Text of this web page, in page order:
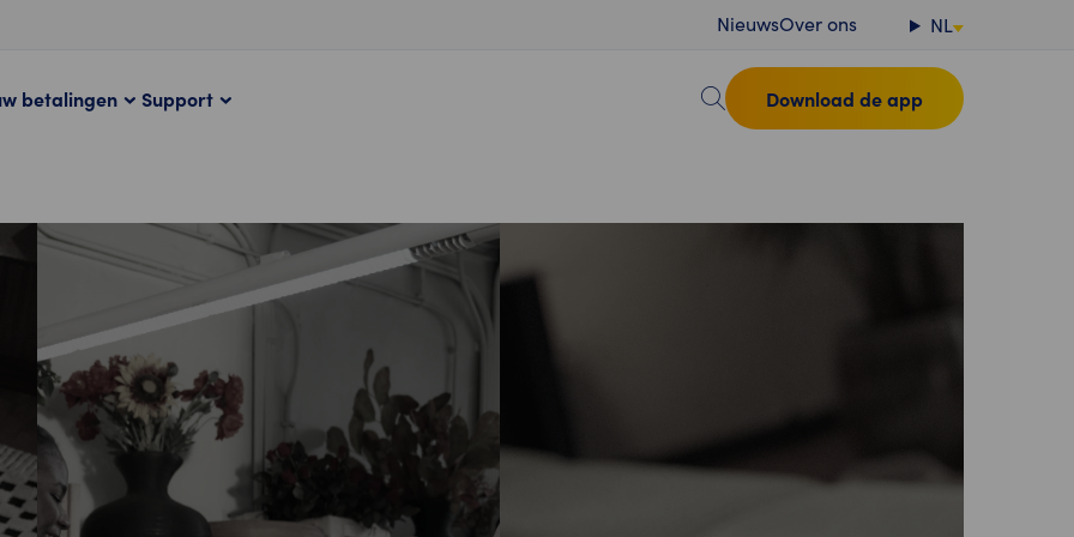
NieuwsOver ons NL
Download de app
betalingen Support